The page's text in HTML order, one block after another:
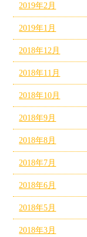
2019年2月
2019年1月
2018年12月
2018年11月
2018年10月
2018年9月
2018年8月
2018年7月
2018年6月
2018年5月
2018年3月